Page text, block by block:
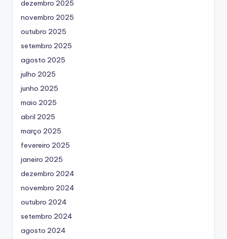
dezembro 2025
novembro 2025
outubro 2025
setembro 2025
agosto 2025
julho 2025
junho 2025
maio 2025
abril 2025
março 2025
fevereiro 2025
janeiro 2025
dezembro 2024
novembro 2024
outubro 2024
setembro 2024
agosto 2024